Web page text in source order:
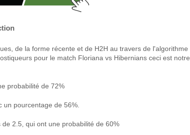
de la forme récente et de H2H au travers de l'algorithme
pour le match Floriana vs Hibernians ceci est notre
probabilité de 72%
un pourcentage de 56%.
2.5, qui ont une probabilité de 60%